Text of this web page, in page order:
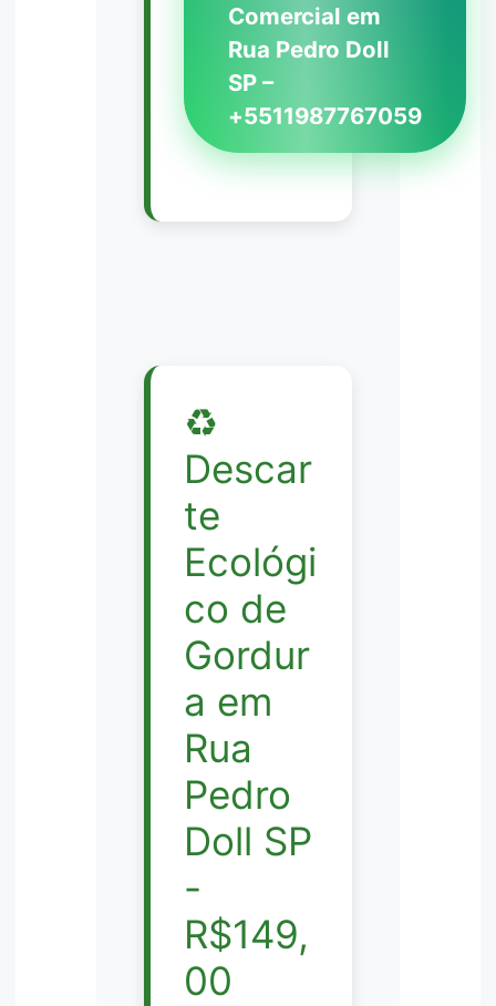
Comercial em
Rua Pedro Doll
SP –
+5511987767059
♻️
Descar
te
Ecológi
co de
Gordur
a em
Rua
Pedro
Doll SP
-
R$149,
00